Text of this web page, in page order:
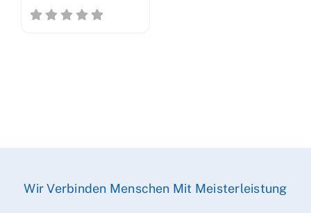
Wir Verbinden Menschen Mit Meisterleistung